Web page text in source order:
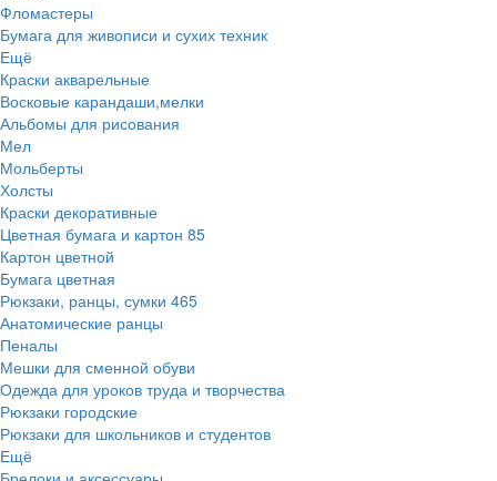
Фломастеры
Бумага для живописи и сухих техник
Ещё
Краски акварельные
Восковые карандаши,мелки
Альбомы для рисования
Мел
Мольберты
Холсты
Краски декоративные
Цветная бумага и картон 85
Картон цветной
Бумага цветная
Рюкзаки, ранцы, сумки 465
Анатомические ранцы
Пеналы
Мешки для сменной обуви
Одежда для уроков труда и творчества
Рюкзаки городские
Рюкзаки для школьников и студентов
Ещё